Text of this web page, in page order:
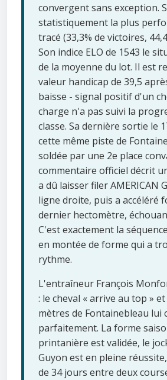
convergent sans exception.
statistiquement la plus
tracé (33,3% de victoires,
Son indice ELO de 1543 le
de la moyenne du lot. Il est
valeur handicap de 39,5
baisse - signal positif d'un
charge n'a pas suivi la
classe. Sa dernière sortie le
cette même piste de
soldée par une 2e place
commentaire officiel décrit
a dû laisser filer AMERICAN
ligne droite, puis a accéléré
dernier hectomètre,
C'est exactement la
en montée de forme qui a
rythme.
L'entraîneur François
: le cheval « arrive au top »
mètres de Fontainebleau lui
parfaitement. La forme
printanière est validée, le
Guyon est en pleine
de 34 jours entre deux